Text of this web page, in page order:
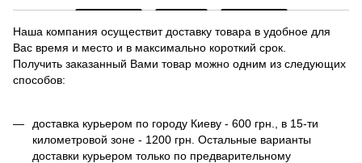
Наша компания осуществит доставку товара в удобное для
Вас время и место и в максимально короткий срок.
Получить заказанный Вами товар можно одним из следующих
способов:
доставка курьером по городу Киеву - 600 грн., в 15-ти
километровой зоне - 1200 грн. Остальные варианты
доставки курьером только по предварительному